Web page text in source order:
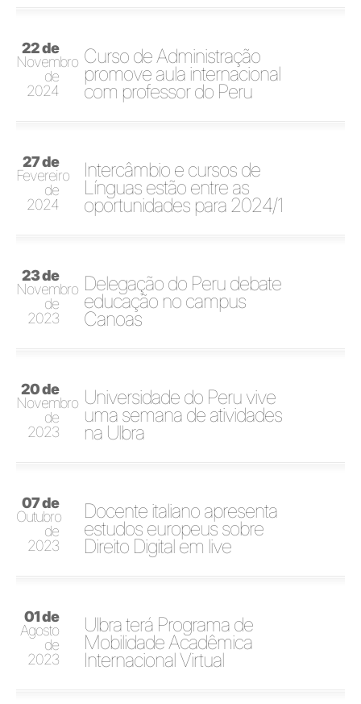
22 de
Novembro
de
2024
Curso de Administração
promove aula internacional
com professor do Peru
27 de
Fevereiro
de
2024
Intercâmbio e cursos de
Línguas estão entre as
oportunidades para 2024/1
23 de
Novembro
de
2023
Delegação do Peru debate
educação no campus
Canoas
20 de
Novembro
de
2023
Universidade do Peru vive
uma semana de atividades
na Ulbra
07 de
Outubro
de
2023
Docente italiano apresenta
estudos europeus sobre
Direito Digital em live
01 de
Agosto
de
2023
Ulbra terá Programa de
Mobilidade Acadêmica
Internacional Virtual